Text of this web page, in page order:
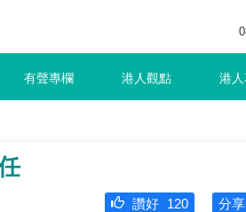
有聲專欄 港人觀點 港
分享
讚好 120